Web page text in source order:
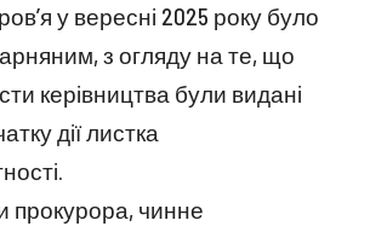
у вересні 2025 року було
з огляду на те, що
керівництва були видані
дії листка
прокурора, чинне